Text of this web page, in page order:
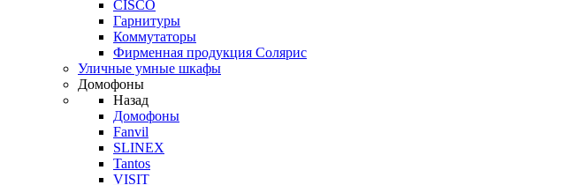
CISCO
Гарнитуры
Коммутаторы
Фирменная продукция Солярис
Уличные умные шкафы
Домофоны
Назад
Домофоны
Fanvil
SLINEX
Tantos
VISIT